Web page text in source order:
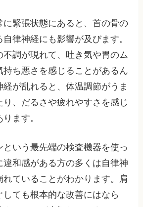
に緊張状態にあると、首の骨の
律神経にも影響が及びます。
不調が現れて、吐き気や胃のム
持ち悪さを感じることがあるん
が乱れると、体温調節がうま
り、だるさや疲れやすさを感じ
ます。
という最先端の検査機器を使っ
違和感がある方の多くは自律神
ていることがわかります。肩
ても根本的な改善にはなら